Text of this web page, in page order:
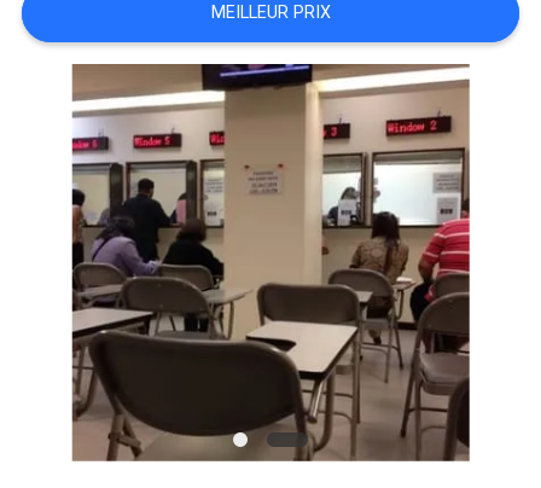
PLAN
PRIVACY
POLICY
MEILLEUR PRIX